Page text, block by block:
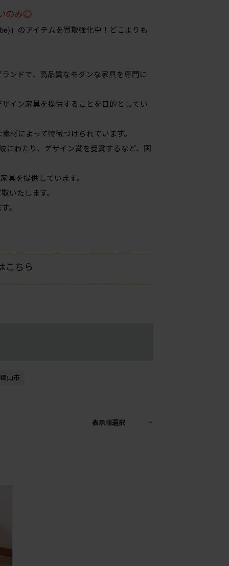
のみ◎
」のアイテムを買取強化中！どこよりも
ンドで、高品質なモダンな家具を専門に
イン家具を提供することを目的としてい
材によって特徴づけられています。
にわたり、デザイン賞を受賞するなど、国
具を提供しています。
いたします。
。
こちら
郡山市
表示順選択